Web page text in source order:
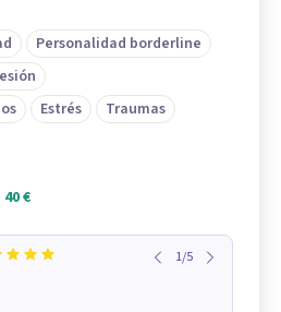
Personalidad borderline
Estrés
Traumas
40 €
1/5